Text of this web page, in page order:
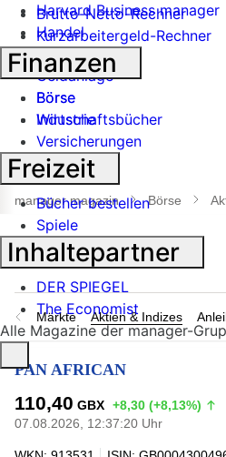
Harvard Business manager
Handel
Banken
Geldanlage
Börse
Industrie
Suche
öffnen
manager magazin Börse
Märkte Aktien & Indizes
PAN AFRICAN
110,40 GBX +8,30 (+8,13%)
07.08.2026, 12:37:20 Uhr
Brutto-Netto-Rechner
Kurzarbeitergeld-Rechner
Finanzen
Börse
Wirtschaftsbücher
Versicherungen
Freizeit
Bücher bestellen
Spiele
Inhaltepartner
DER SPIEGEL
The Economist
Alle Magazine der manager-